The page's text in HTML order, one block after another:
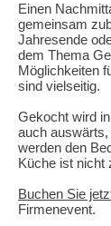
Einen
gemeinsam
Jahresende
dem Thema
Möglichkeiten
sind vielseitig.
Gekocht wird
auch
werden den
Küche ist nicht
Buchen Sie
Firmenevent.